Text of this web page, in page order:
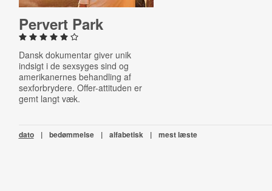
Pervert Park
Dansk dokumentar giver unik
indsigt i de sexsyges sind og
amerikanernes behandling af
sexforbrydere. Offer-attituden er
gemt langt væk.
dato | bedømmelse | alfabetisk | mest læste